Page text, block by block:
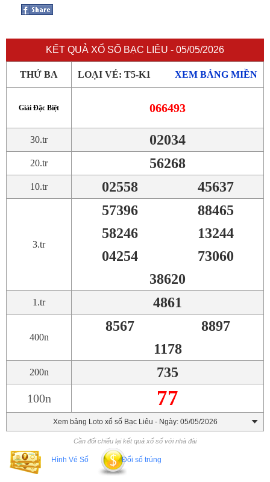
KẾT QUẢ XỔ SỐ BẠC LIÊU - 05/05/2026
THỨ BA LOẠI VÉ: T5-K1 XEM BẢNG MIỀN
Giải Đặc Biệt 066493
30.tr 02034
20.tr 56268
10.tr 02558 45637
3.tr
57396
88465
58246
13244
04254
73060
38620
1.tr 4861
400n
8567
8897
1178
200n 735
100n 77
Xem bảng Loto xổ số Bạc Liêu - Ngày: 05/05/2026
Cần đối chiếu lại kết quả xổ số với nhà đài
Hình Vé Số Đổi số trúng